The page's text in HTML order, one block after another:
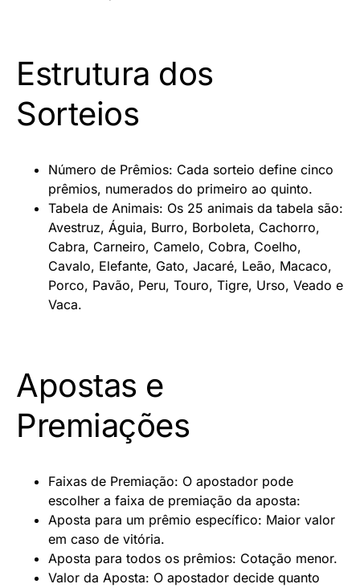
Estrutura dos
Sorteios
Número de Prêmios: Cada sorteio define cinco
prêmios, numerados do primeiro ao quinto.
Tabela de Animais: Os 25 animais da tabela são:
Avestruz, Águia, Burro, Borboleta, Cachorro,
Cabra, Carneiro, Camelo, Cobra, Coelho,
Cavalo, Elefante, Gato, Jacaré, Leão, Macaco,
Porco, Pavão, Peru, Touro, Tigre, Urso, Veado e
Vaca.
Apostas e
Premiações
Faixas de Premiação: O apostador pode
escolher a faixa de premiação da aposta:
Aposta para um prêmio específico: Maior valor
em caso de vitória.
Aposta para todos os prêmios: Cotação menor.
Valor da Aposta: O apostador decide quanto